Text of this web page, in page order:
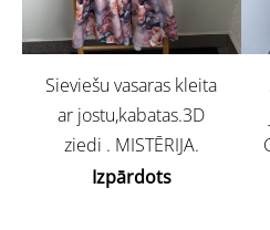
Sieviešu vasaras kleita
ar jostu,kabatas.3D
ziedi . MISTĒRIJA.
Izpārdots